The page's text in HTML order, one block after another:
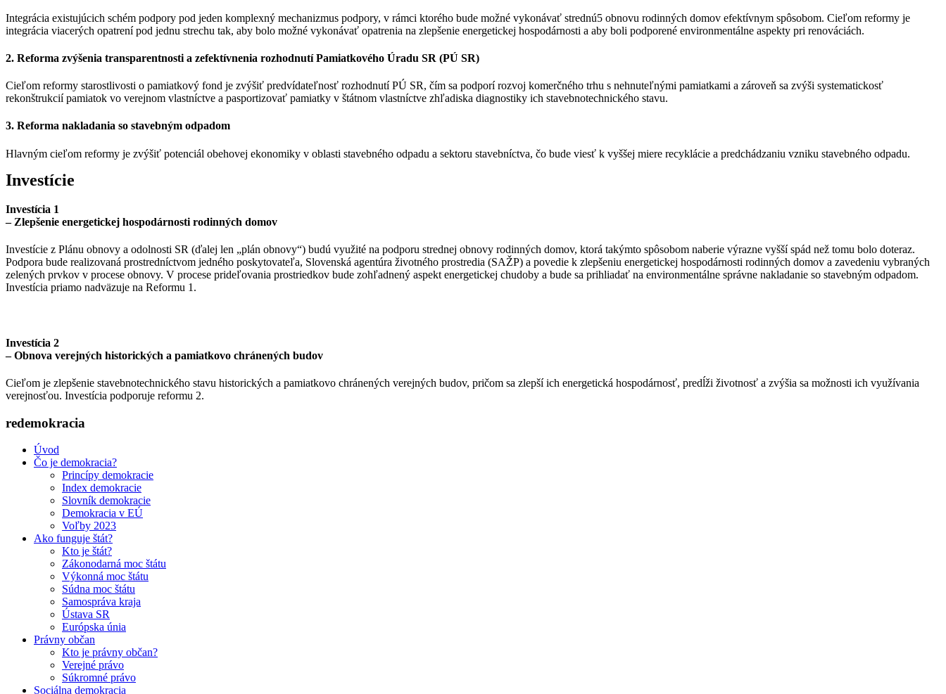
Integrácia existujúcich schém podpory pod jeden komplexný mechanizmus podpory, v rámci ktorého bude možné vykonávať strednú5 obnovu rodinných domov efektívnym spôsobom. Cieľom reformy je
integrácia viacerých opatrení pod jednu strechu tak, aby bolo možné vykonávať opatrenia na zlepšenie energetickej hospodárnosti a aby boli podporené environmentálne aspekty pri renováciách.
2. Reforma zvýšenia transparentnosti a zefektívnenia rozhodnutí Pamiatkového Úradu SR (PÚ SR)
Cieľom reformy starostlivosti o pamiatkový fond je zvýšiť predvídateľnosť rozhodnutí PÚ SR, čím sa podporí rozvoj komerčného trhu s nehnuteľnými pamiatkami a zároveň sa zvýši systematickosť
rekonštrukcií pamiatok vo verejnom vlastníctve a pasportizovať pamiatky v štátnom vlastníctve zhľadiska diagnostiky ich stavebnotechnického stavu.
3. Reforma nakladania so stavebným odpadom
Hlavným cieľom reformy je zvýšiť potenciál obehovej ekonomiky v oblasti stavebného odpadu a sektoru stavebníctva, čo bude viesť k vyššej miere recyklácie a predchádzaniu vzniku stavebného odpadu.
Investície
Investícia 1
– Zlepšenie energetickej hospodárnosti rodinných domov
Investície z Plánu obnovy a odolnosti SR (ďalej len „plán obnovy“) budú využité na podporu strednej obnovy rodinných domov, ktorá takýmto spôsobom naberie výrazne vyšší spád než tomu bolo doteraz.
Podpora bude realizovaná prostredníctvom jedného poskytovateľa, Slovenská agentúra životného prostredia (SAŽP) a povedie k zlepšeniu energetickej hospodárnosti rodinných domov a zavedeniu vybraných
zelených prvkov v procese obnovy. V procese prideľovania prostriedkov bude zohľadnený aspekt energetickej chudoby a bude sa prihliadať na environmentálne správne nakladanie so stavebným odpadom.
Investícia priamo nadväzuje na Reformu 1.
Investícia 2
– Obnova verejných historických a pamiatkovo chránených budov
Cieľom je zlepšenie stavebnotechnického stavu historických a pamiatkovo chránených verejných budov, pričom sa zlepší ich energetická hospodárnosť, predĺži životnosť a zvýšia sa možnosti ich využívania
verejnosťou. Investícia podporuje reformu 2.
redemokracia
Úvod
Čo je demokracia?
Princípy demokracie
Index demokracie
Slovník demokracie
Demokracia v EÚ
Voľby 2023
Ako funguje štát?
Kto je štát?
Zákonodarná moc štátu
Výkonná moc štátu
Súdna moc štátu
Samospráva kraja
Ústava SR
Európska únia
Právny občan
Kto je právny občan?
Verejné právo
Súkromné právo
Sociálna demokracia